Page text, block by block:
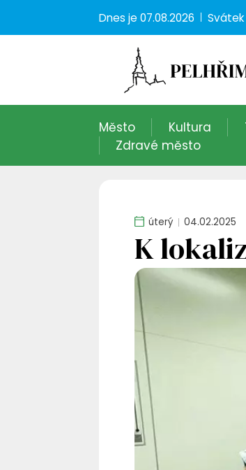
Dnes je 07.08.2026
Město Kultura
Zdravé město
úterý 04.02.2025
K